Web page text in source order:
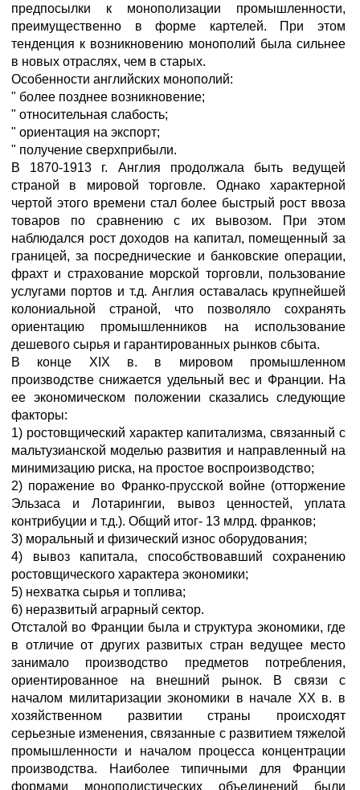
предпосылки к монополизации промышленности,
преимущественно в форме картелей. При этом
тенденция к возникновению монополий была сильнее
в новых отраслях, чем в старых.
Особенности английских монополий:
" более позднее возникновение;
" относительная слабость;
" ориентация на экспорт;
" получение сверхприбыли.
В 1870-1913 г. Англия продолжала быть ведущей
страной в мировой торговле. Однако характерной
чертой этого времени стал более быстрый рост ввоза
товаров по сравнению с их вывозом. При этом
наблюдался рост доходов на капитал, помещенный за
границей, за посреднические и банковские операции,
фрахт и страхование морской торговли, пользование
услугами портов и т.д. Англия оставалась крупнейшей
колониальной страной, что позволяло сохранять
ориентацию промышленников на использование
дешевого сырья и гарантированных рынков сбыта.
В конце XIX в. в мировом промышленном
производстве снижается удельный вес и Франции. На
ее экономическом положении сказались следующие
факторы:
1) ростовщический характер капитализма, связанный с
мальтузианской моделью развития и направленный на
минимизацию риска, на простое воспроизводство;
2) поражение во Франко-прусской войне (отторжение
Эльзаса и Лотарингии, вывоз ценностей, уплата
контрибуции и т.д.). Общий итог- 13 млрд. франков;
3) моральный и физический износ оборудования;
4) вывоз капитала, способствовавший сохранению
ростовщического характера экономики;
5) нехватка сырья и топлива;
6) неразвитый аграрный сектор.
Отсталой во Франции была и структура экономики, где
в отличие от других развитых стран ведущее место
занимало производство предметов потребления,
ориентированное на внешний рынок. В связи с
началом милитаризации экономики в начале XX в. в
хозяйственном развитии страны происходят
серьезные изменения, связанные с развитием тяжелой
промышленности и началом процесса концентрации
производства. Наиболее типичными для Франции
формами монополистических объединений были